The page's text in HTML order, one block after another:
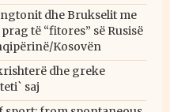
dhe Brukselit me
të “fitores” së Rusisë
Kosovën
dhe greke
saj